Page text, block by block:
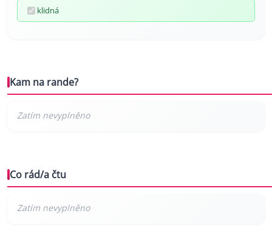
klidná
Kam na rande?
Co rád/a čtu